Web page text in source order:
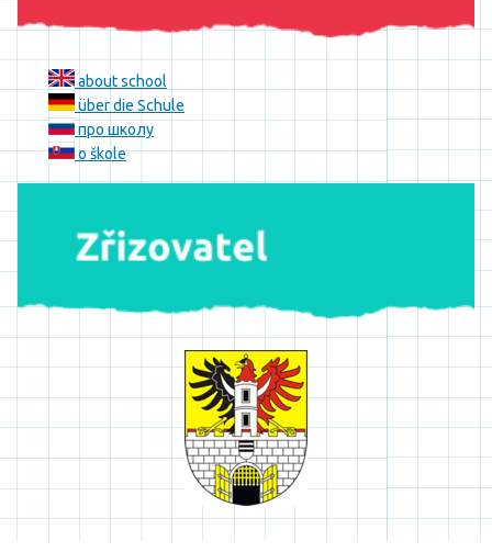
about school
über die Schule
про школу
o škole